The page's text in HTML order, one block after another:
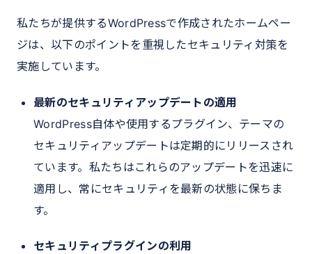
私たちが提供するWordPressで作成されたホームペー
ジは、以下のポイントを重視したセキュリティ対策を
実施しています。
最新のセキュリティアップデートの適用
WordPress自体や使用するプラグイン、テーマの
セキュリティアップデートは定期的にリリースされ
ています。私たちはこれらのアップデートを迅速に
適用し、常にセキュリティを最新の状態に保ちま
す。
セキュリティプラグインの利用